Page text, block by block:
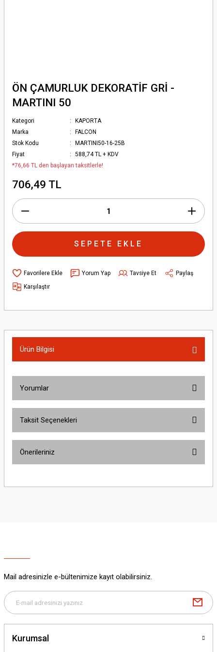
ÖN ÇAMURLUK DEKORATİF GRİ -
MARTINI 50
Kategori
KAPORTA
Marka
FALCON
Stok Kodu
MARTINI50-16-25B
Fiyat
588,74 TL + KDV
*76,66 TL den başlayan taksitlerle!
706,49 TL
SEPETE EKLE
Yorum Yap Tavsiye Et
Paylaş
Karşılaştır
Ürün Bilgisi
Yorumlar
Taksit Seçenekleri
Önerileriniz
yetersiz gördüğünüz noktaları öneri formunu kullanarak tarafımıza
Bu ürüne benzer farklı alternatifler olmalı.
Mail adresinizle e-bültenimize kayıt olabilirsiniz.
Kurumsal